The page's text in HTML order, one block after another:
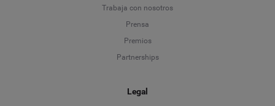
Trabaja con nosotros
Prensa
Premios
Partnerships
Legal